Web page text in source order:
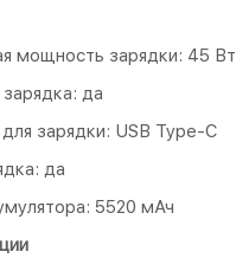
мощность зарядки: 45 Вт
да
зарядки: USB Type-C
да
5520 мАч